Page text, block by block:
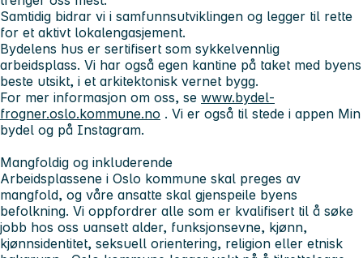
Samtidig bidrar vi i samfunnsutviklingen og legger til rette
for et aktivt lokalengasjement.
Bydelens hus er sertifisert som sykkelvennlig
arbeidsplass. Vi har også egen kantine på taket med byens
beste utsikt, i et arkitektonisk vernet bygg.
For mer informasjon om oss, se www.bydel-
frogner.oslo.kommune.no . Vi er også til stede i appen Min
bydel og på Instagram.
Mangfoldig og inkluderende
Arbeidsplassene i Oslo kommune skal preges av
mangfold, og våre ansatte skal gjenspeile byens
befolkning. Vi oppfordrer alle som er kvalifisert til å søke
jobb hos oss uansett alder, funksjonsevne, kjønn,
kjønnsidentitet, seksuell orientering, religion eller etnisk